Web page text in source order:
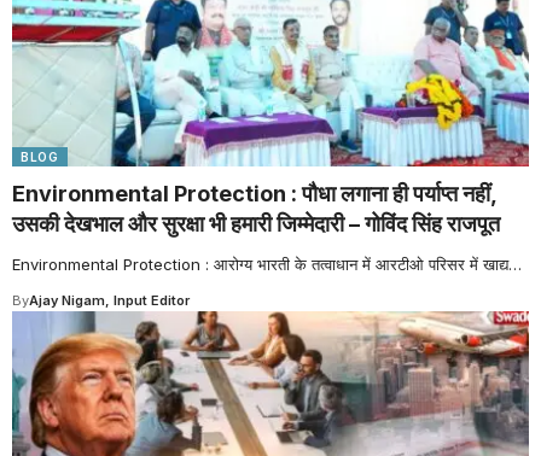
BLOG
Environmental Protection : पौधा लगाना ही पर्याप्त नहीं,
उसकी देखभाल और सुरक्षा भी हमारी जिम्मेदारी – गोविंद सिंह राजपूत
Environmental Protection : आरोग्य भारती के तत्वाधान में आरटीओ परिसर में खाद्य…
ByAjay Nigam, Input Editor